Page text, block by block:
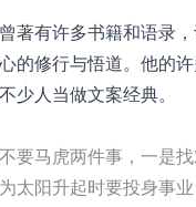
著有许多书籍和语录，
的修行与悟道。他的
少人当做文案经典。
要马虎两件事，一是
太阳升起时要投身事